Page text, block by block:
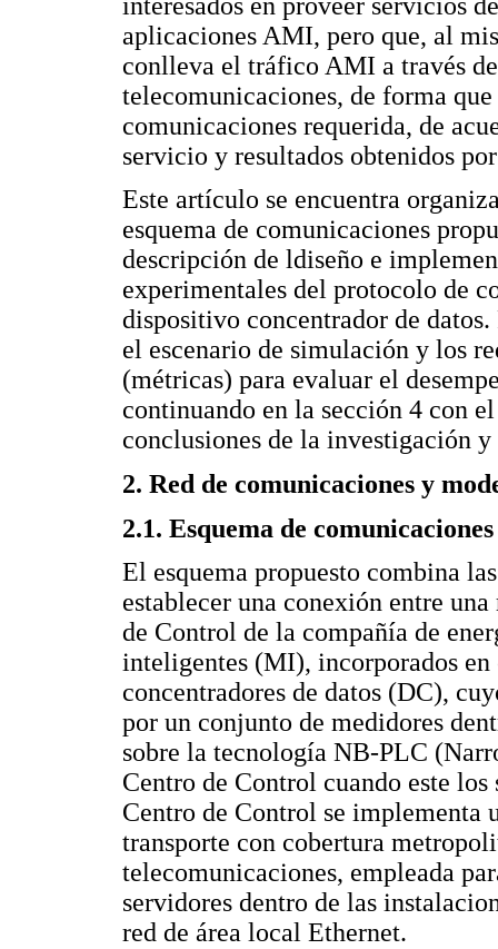
aplicaciones AMI, pero que, al
conlleva el tráfico AMI a través
telecomunicaciones, de forma
comunicaciones requerida, de
servicio y resultados obtenidos
Este artículo se encuentra
esquema de comunicaciones
descripción de ldiseño e
experimentales del protocolo de
dispositivo concentrador de
el escenario de simulación y los
(métricas) para evaluar el
continuando en la sección 4 con
conclusiones de la investigación
2. Red de comunicaciones y
2.1. Esquema de
El esquema propuesto combina
establecer una conexión entre
de Control de la compañía de
inteligentes (MI), incorporados en
concentradores de datos (DC),
por un conjunto de medidores
sobre la tecnología NB-PLC
Centro de Control cuando este
Centro de Control se implementa
transporte con cobertura
telecomunicaciones, empleada
servidores dentro de las
red de área local Ethernet.